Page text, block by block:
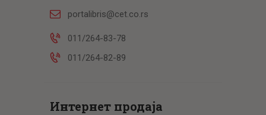
portalibris@cet.co.rs
011/264-83-78
011/264-82-89
Интернет продаја